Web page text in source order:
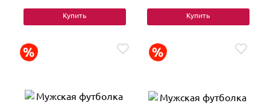
Купить Купить